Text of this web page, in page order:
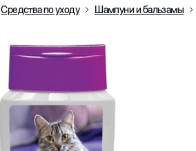
Средства по уходу Шампуни и бальзамы